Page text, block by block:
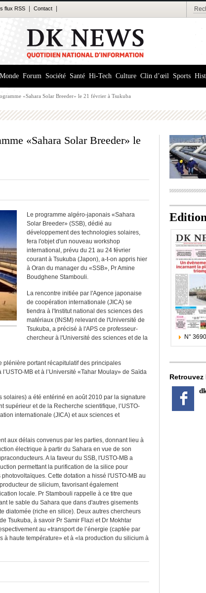
flux RSS Contact
Monde Forum Société Santé Hi-Tech Culture Clin d’œil Sports
«Sahara Solar Breeder» le 21 février à Tsukuba
«Sahara Solar Breeder» le
Le programme algéro-japonais «Sahara
Solar Breeder» (SSB), dédié au
développement des technologies solaires,
fera l'objet d'un nouveau workshop
international, prévu du 21 au 24 février
courant à Tsukuba (Japon), a-t-on appris hier
à Oran du manager du «SSB», Pr Amine
Boudghene Stambouli.
La rencontre initiée par l'Agence japonaise
de coopération internationale (JICA) se
tiendra à l'Institut national des sciences des
matériaux (INSM) relevant de l'Université de
Tsukuba, a précisé à l'APS ce professeur-
chercheur à l'Université des sciences et de la
plénière portant récapitulatif des principales
MB et à l’Université «Tahar Moulay» de Saïda
a été entériné en août 2010 par la signature
supérieur et de la Recherche scientifique, l’USTO-
internationale (JICA) et aux sciences et
aux délais convenus par les parties, donnant lieu à
électrique à partir du Sahara en vue de son
A la faveur du SSB, l'USTO-MB a
permettant la purification de la silice pour
Cette dotation a hissé l'USTO-MB au
de silicium, favorisant également
locale. Pr Stambouli rappelle à ce titre que
le sable du Sahara que dans d'autres gisements
diatomée (riche en silice). Deux autres chercheurs
Tsukuba, à savoir Pr Samir Flazi et Dr Mokhtar
au «transport de l’énergie (captée par
à haute température» et à «la production du silicium à
Edition
N°